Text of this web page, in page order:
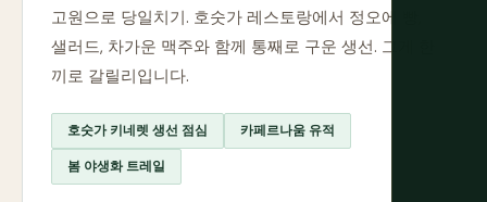
고원으로 당일치기. 호숫가 레스토랑에서 정오에 빵,
샐러드, 차가운 맥주와 함께 통째로 구운 생선. 그게 한
끼로 갈릴리입니다.
호숫가 키네렛 생선 점심 카페르나움 유적
봄 야생화 트레일